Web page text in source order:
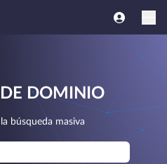
DE DOMINIO
la búsqueda masiva